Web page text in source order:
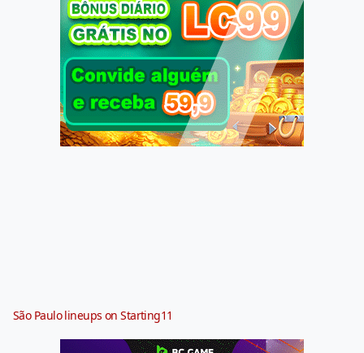
São Paulo lineups on Starting11